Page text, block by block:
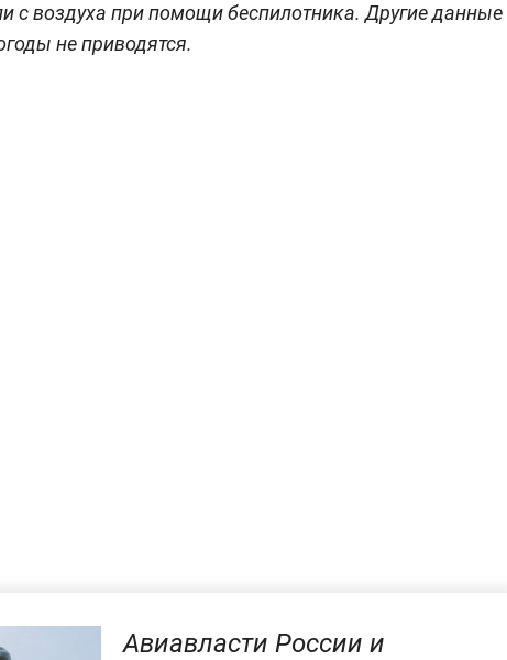
с воздуха при помощи беспилотника. Другие данные
не приводятся.
Авиавласти России и